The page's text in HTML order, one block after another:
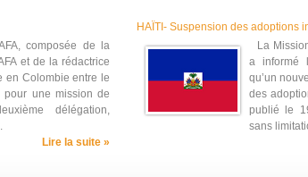
composée de la
et de la rédactrice
en Colombie entre le
une mission de
délégation,
Lire la suite »
HAÏTI- Suspension des adoptions
La
a informé
qu’un
des
publié le
sans